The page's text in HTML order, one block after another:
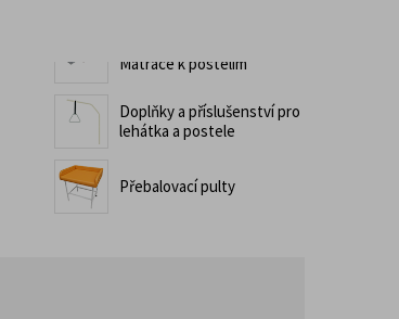
Matrace k postelím
Doplňky a příslušenství pro
lehátka a postele
Přebalovací pulty